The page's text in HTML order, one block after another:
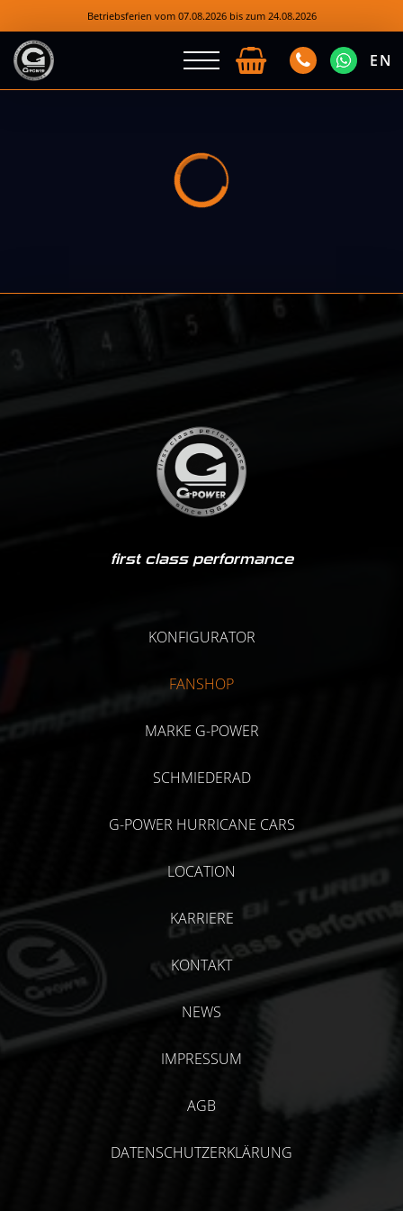
Betriebsferien vom 07.08.2026 bis zum 24.08.2026
EN
first class performance
KONFIGURATOR
FANSHOP
MARKE G-POWER
SCHMIEDERAD
G-POWER HURRICANE CARS
LOCATION
KARRIERE
KONTAKT
NEWS
IMPRESSUM
AGB
DATENSCHUTZERKLÄRUNG